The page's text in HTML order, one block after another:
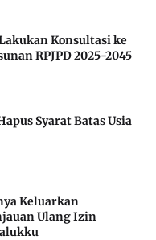
Konsultasi ke
RPJPD 2025-2045
Syarat Batas Usia
Keluarkan
Ulang Izin